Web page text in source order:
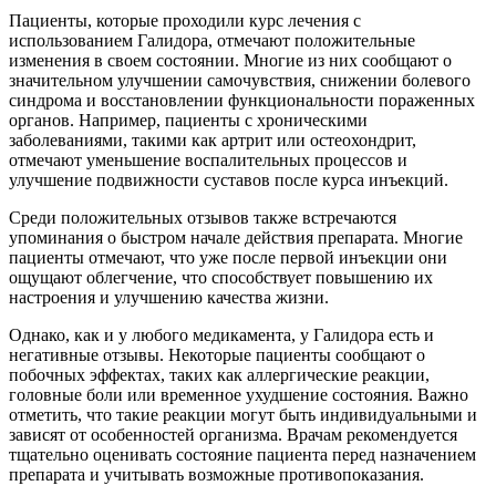
Пациенты, которые проходили курс лечения с
использованием Галидора, отмечают положительные
изменения в своем состоянии. Многие из них сообщают о
значительном улучшении самочувствия, снижении болевого
синдрома и восстановлении функциональности пораженных
органов. Например, пациенты с хроническими
заболеваниями, такими как артрит или остеохондрит,
отмечают уменьшение воспалительных процессов и
улучшение подвижности суставов после курса инъекций.
Среди положительных отзывов также встречаются
упоминания о быстром начале действия препарата. Многие
пациенты отмечают, что уже после первой инъекции они
ощущают облегчение, что способствует повышению их
настроения и улучшению качества жизни.
Однако, как и у любого медикамента, у Галидора есть и
негативные отзывы. Некоторые пациенты сообщают о
побочных эффектах, таких как аллергические реакции,
головные боли или временное ухудшение состояния. Важно
отметить, что такие реакции могут быть индивидуальными и
зависят от особенностей организма. Врачам рекомендуется
тщательно оценивать состояние пациента перед назначением
препарата и учитывать возможные противопоказания.